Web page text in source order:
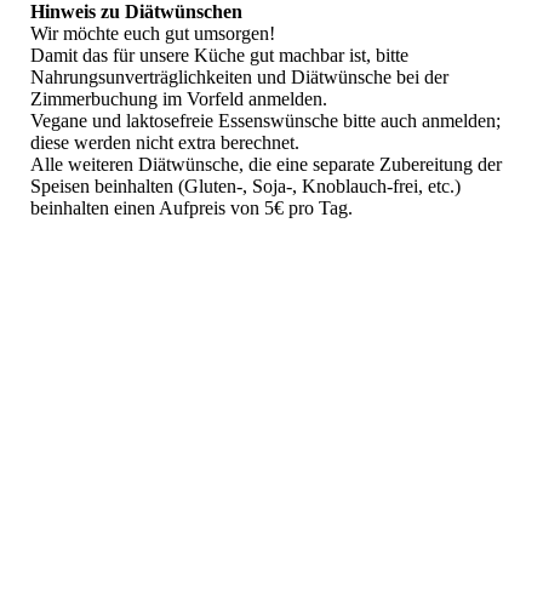
Hinweis zu Diätwünschen
Wir möchte euch gut umsorgen!
Damit das für unsere Küche gut machbar ist, bitte
Nahrungsunverträglichkeiten und Diätwünsche bei der
Zimmerbuchung im Vorfeld anmelden.
Vegane und laktosefreie Essenswünsche bitte auch anmelden;
diese werden nicht extra berechnet.
Alle weiteren Diätwünsche, die eine separate Zubereitung der
Speisen beinhalten (Gluten-, Soja-, Knoblauch-frei, etc.)
beinhalten einen Aufpreis von 5€ pro Tag.